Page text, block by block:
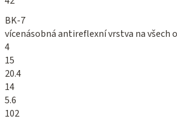
BK-7
vícenásobná antireflexní vrstva na všech
4
15
20.4
14
5.6
102